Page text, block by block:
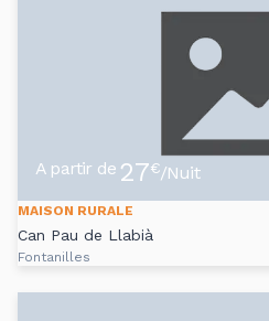
A partir de 27€/Nuit
MAISON RURALE
Can Pau de Llabià
Fontanilles